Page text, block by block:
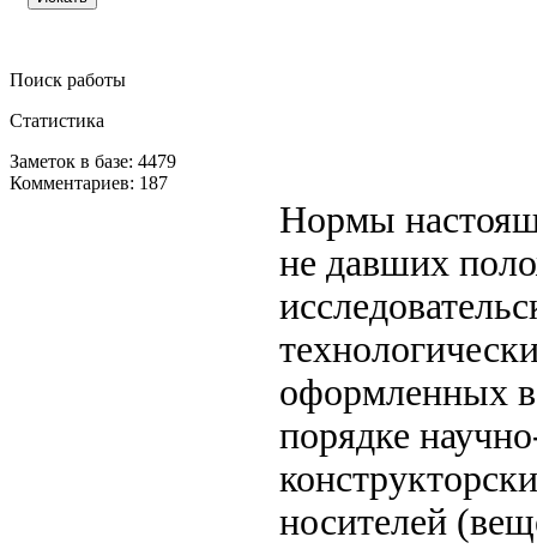
Поиск работы
Статистика
Заметок в базе: 4479
Комментариев: 187
Нормы
не давших
оформленных в
порядке
носителей